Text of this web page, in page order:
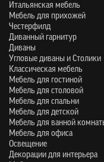
Итальянская мебель
Мебель для прихожей
Честерфилд
Диванный гарнитур
Диваны
Угловые диваны и Столики
Классическая мебель
Мебель для гостиной
Мебель для столовой
Мебель для спальни
Мебель для детской
Мебель для ванной
Мебель для офиса
Освещение
Декорации для интерьера